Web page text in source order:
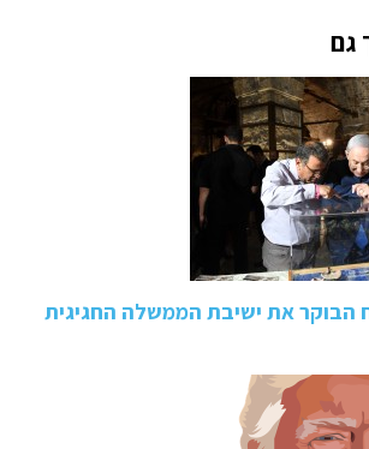
גם
הבוקר את ישיבת הממשלה החגיגית